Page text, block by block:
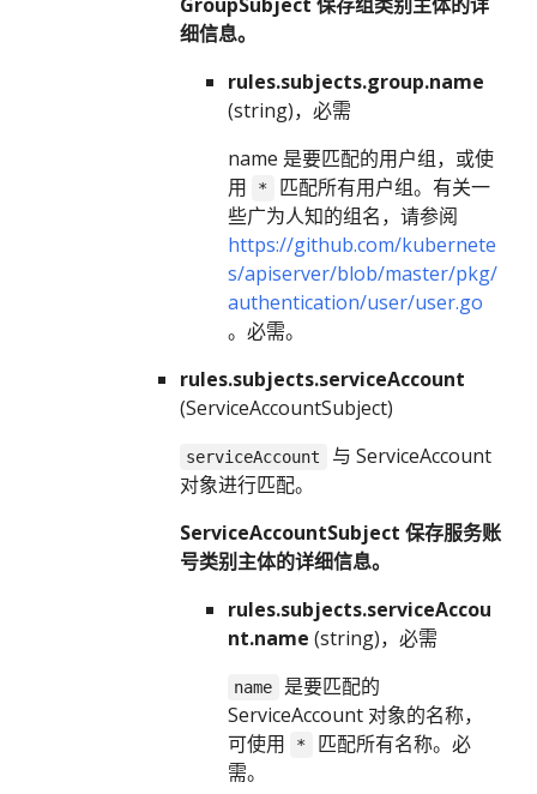
细信息。
rules.subjects.group.name
(string)，必需
name 是要匹配的用户组，或使
用
*
匹配所有用户组。有关一
些广为人知的组名，请参阅
https://github.com/kubernete
s/apiserver/blob/master/pkg/
authentication/user/user.go
。必需。
rules.subjects.serviceAccount
(ServiceAccountSubject)
serviceAccount
与 ServiceAccount
对象进行匹配。
ServiceAccountSubject 保存服务账
号类别主体的详细信息。
rules.subjects.serviceAccou
nt.name (string)，必需
name
是要匹配的
ServiceAccount 对象的名称，
可使用
*
匹配所有名称。必
需。